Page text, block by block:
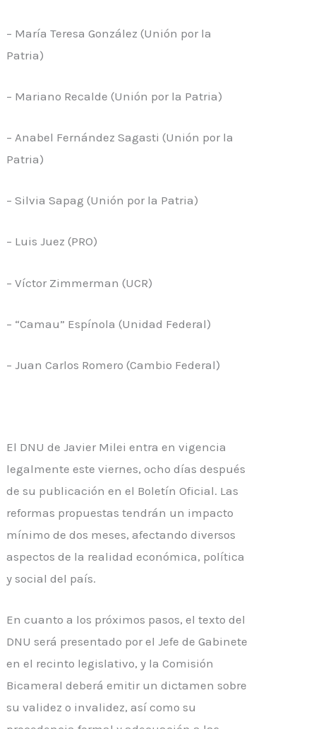
– María Teresa González (Unión por la
Patria)
– Mariano Recalde (Unión por la Patria)
– Anabel Fernández Sagasti (Unión por la
Patria)
– Silvia Sapag (Unión por la Patria)
– Luis Juez (PRO)
– Víctor Zimmerman (UCR)
– “Camau” Espínola (Unidad Federal)
– Juan Carlos Romero (Cambio Federal)
El DNU de Javier Milei entra en vigencia
legalmente este viernes, ocho días después
de su publicación en el Boletín Oficial. Las
reformas propuestas tendrán un impacto
mínimo de dos meses, afectando diversos
aspectos de la realidad económica, política
y social del país.
En cuanto a los próximos pasos, el texto del
DNU será presentado por el Jefe de Gabinete
en el recinto legislativo, y la Comisión
Bicameral deberá emitir un dictamen sobre
su validez o invalidez, así como su